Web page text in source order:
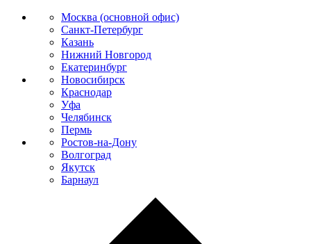
Москва (основной офис)
Санкт-Петербург
Казань
Нижний Новгород
Екатеринбург
Новосибирск
Краснодар
Уфа
Челябинск
Пермь
Ростов-на-Дону
Волгоград
Якутск
Барнаул